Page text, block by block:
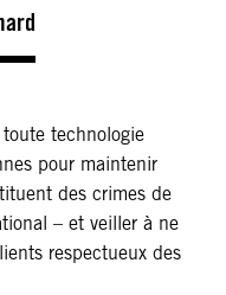
technologie
pour maintenir
des crimes de
– et veiller à ne
respectueux des